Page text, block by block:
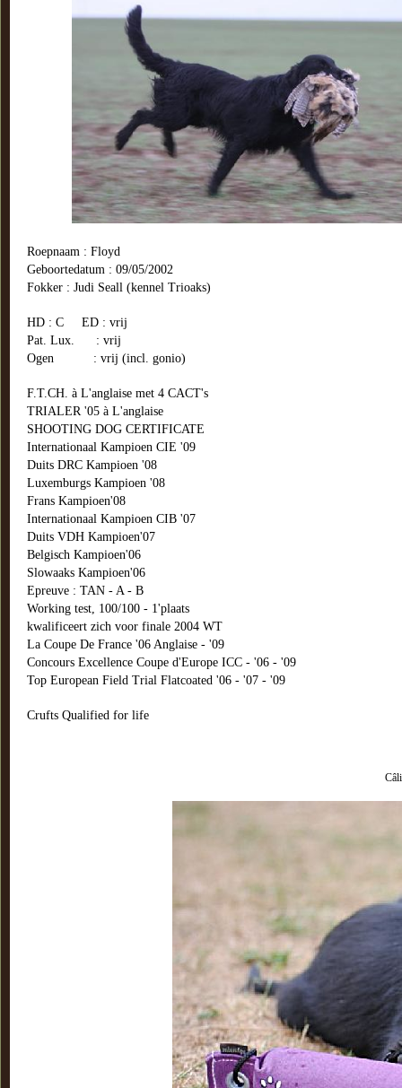
Roepnaam : Floyd
Geboortedatum : 09/05/2002
Fokker : Judi Seall (kennel Trioaks)
HD : C ED : vrij
Pat. Lux. : vrij
Ogen : vrij (incl. gonio)
F.T.CH. à L'anglaise met 4 CACT's
TRIALER '05 à L'anglaise
SHOOTING DOG CERTIFICATE
Internationaal Kampioen CIE '09
Duits DRC Kampioen '08
Luxemburgs Kampioen '08
Frans Kampioen'08
Internationaal Kampioen CIB '07
Duits VDH Kampioen'07
Belgisch Kampioen'06
Slowaaks Kampioen'06
Epreuve : TAN - A - B
Working test, 100/100 - 1'plaats
kwalificeert zich voor finale 2004 WT
La Coupe De France '06 Anglaise - '09
Concours Excellence Coupe d'Europe ICC - '06 - '09
Top European Field Trial Flatcoated '06 - '07 - '09
Crufts Qualified for life